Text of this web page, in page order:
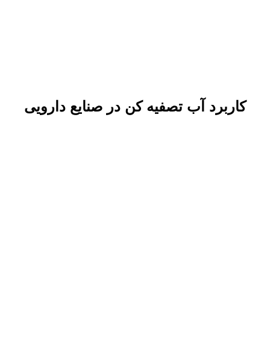
کاربرد آب تصفیه کن در صنایع دارویی